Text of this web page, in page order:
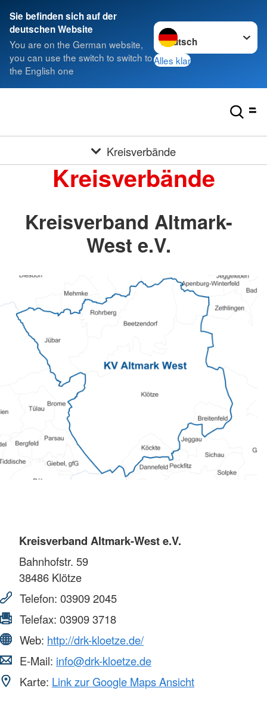
Sie befinden sich auf der
deutschen Website
You are on the German website,
you can use the switch to switch to
the English one
Sprache wechseln zu
Alles klar
Kreisverbände
Kreisverbände
Kreisverband Altmark-
West e.V.
Kreisverband Altmark-West e.V.
Bahnhofstr. 59
38486 Klötze
Telefon: 03909 2045
Telefax: 03909 3718
Web: http://drk-kloetze.de/
E-Mail: info@drk-kloetze.de
Karte: Link zur Google Maps Ansicht